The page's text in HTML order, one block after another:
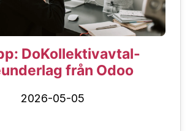
DoKollektivavtal-
från Odoo
2026-05-05